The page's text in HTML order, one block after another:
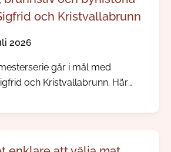
och Kristvallabrunn
2026
går i mål med
och Kristvallabrunn. Här
gamla prästgårdar och minnen
brunnsvatten.